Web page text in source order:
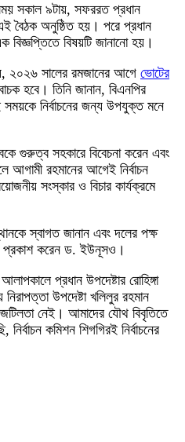
সকাল ৯টায়, সফররত প্রধান
এই বৈঠক অনুষ্ঠিত হয়। পরে প্রধান
বিজ্ঞপ্তিতে বিষয়টি জানানো হয়।
২০২৬ সালের রমজানের আগে ভোটের
হবে। তিনি জানান, বিএনপির
সময়কে নির্বাচনের জন্য উপযুক্ত মনে
গুরুত্ব সহকারে বিবেচনা করেন এবং
রহমানের আগেই নির্বাচন
সংস্কার ও বিচার কার্যক্রমে
স্বাগত জানান এবং দলের পক্ষ
প্রকাশ করেন ড. ইউনূসও।
প্রধান উপদেষ্টার রোহিঙ্গা
উপদেষ্টা খলিলুর রহমান
জটিলতা নেই। আমাদের যৌথ বিবৃতিতে
কমিশন শিগগিরই নির্বাচনের